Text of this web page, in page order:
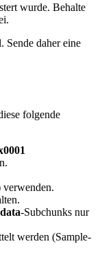
wurde. Behalte
Sende daher eine
folgende
verwenden.
data-Subchunks nur
werden (Sample-